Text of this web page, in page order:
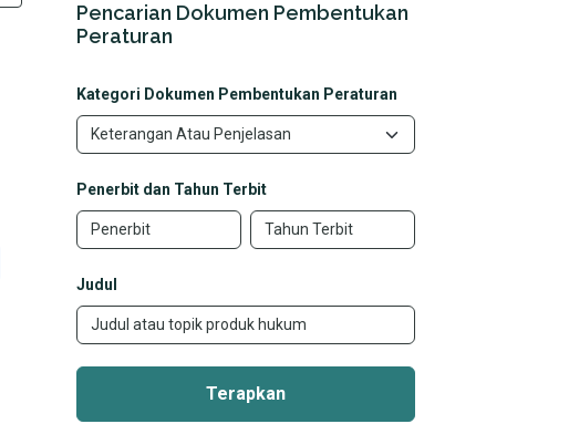
Pencarian Dokumen Pembentukan
Peraturan
Kategori Dokumen Pembentukan Peraturan
Penerbit dan Tahun Terbit
Judul
Terapkan